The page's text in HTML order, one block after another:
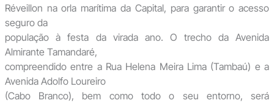
Réveillon na orla marítima da Capital, para garantir o acesso
seguro da
população à festa da virada ano. O trecho da Avenida
Almirante Tamandaré,
compreendido entre a Rua Helena Meira Lima (Tambaú) e a
Avenida Adolfo Loureiro
(Cabo Branco), bem como todo o seu entorno, será